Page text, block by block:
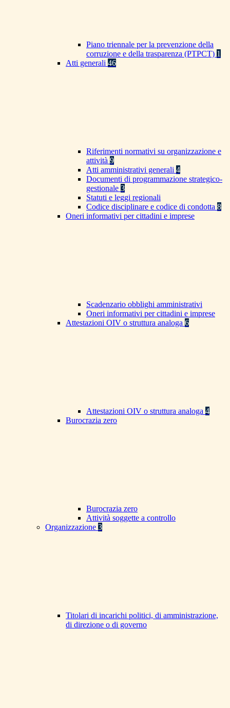
Piano triennale per la prevenzione della
corruzione e della trasparenza (PTPCT) 1
Atti generali 46
Riferimenti normativi su organizzazione e
attività 9
Atti amministrativi generali 4
Documenti di programmazione strategico-
gestionale 3
Statuti e leggi regionali
Codice disciplinare e codice di condotta 8
Oneri informativi per cittadini e imprese
Scadenzario obblighi amministrativi
Oneri informativi per cittadini e imprese
Attestazioni OIV o struttura analoga 6
Attestazioni OIV o struttura analoga 4
Burocrazia zero
Burocrazia zero
Attività soggette a controllo
Organizzazione 3
Titolari di incarichi politici, di amministrazione,
di direzione o di governo